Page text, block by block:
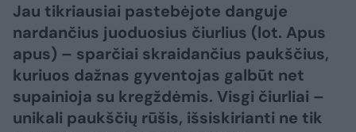
Jau tikriausiai pastebėjote danguje
nardančius juoduosius čiurlius (lot. Apus
apus) – sparčiai skraidančius paukščius,
kuriuos dažnas gyventojas galbūt net
supainioja su kregždėmis. Visgi čiurliai –
unikali paukščių rūšis, išsiskirianti ne tik